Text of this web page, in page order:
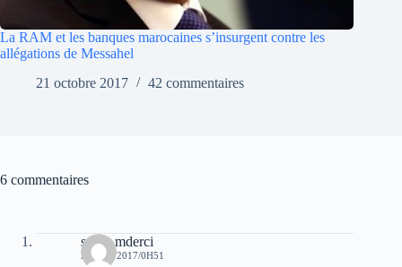
La RAM et les banques marocaines s’insurgent contre les
allégations de Messahel
21 octobre 2017
42 commentaires
6 commentaires
samir mderci
20 MAI 2017/0H51